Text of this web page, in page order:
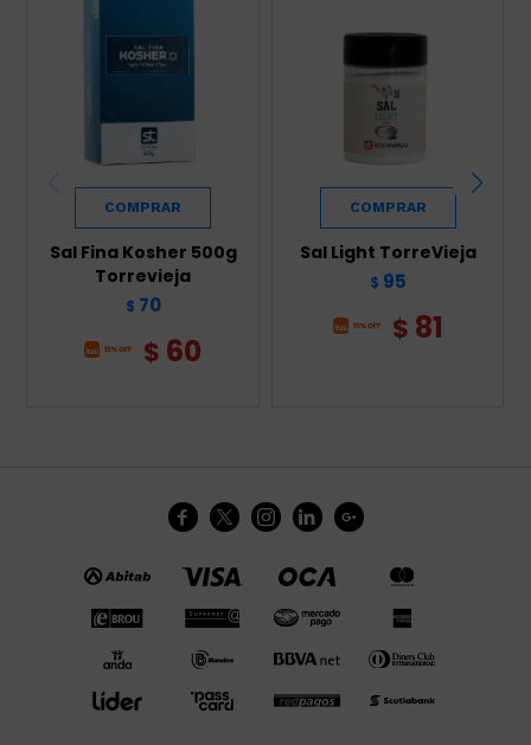
Sal Fina Kosher 500g
Torrevieja
$ 70
$ 60
Sal Light TorreVieja
$ 95
$ 81
    